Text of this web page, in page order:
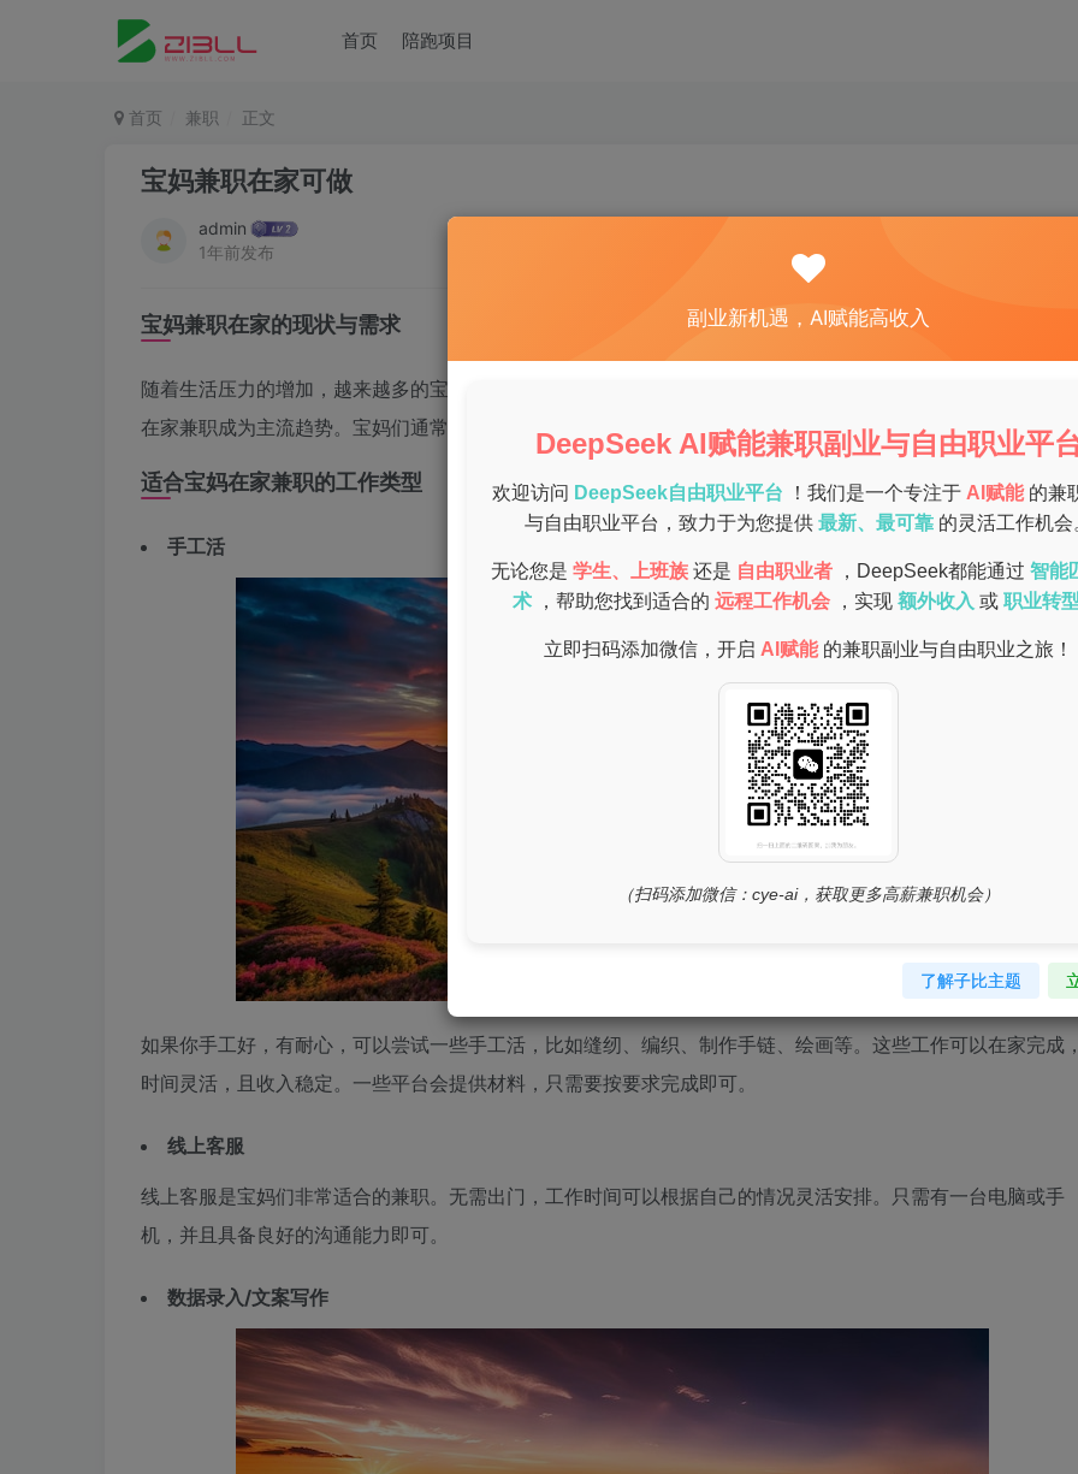
首页 陪跑项目
首页 兼职 正文
宝妈兼职在家可做
admin
1年前发布
宝妈兼职在家的现状与需求
随着生活压力的增加，越来越多的宝妈选择在家兼职，以平衡家庭与赚钱的需求。特别是在疫情后，远程办公
在家兼职成为主流趋势。宝妈们通常希望找到灵活、时间自由、且收入稳定的兼职工作。
适合宝妈在家兼职的工作类型
手工活
如果你手工好，有耐心，可以尝试一些手工活，比如缝纫、编织、制作手链、绘画等。这些工作可以在家完成
时间灵活，且收入稳定。一些平台会提供材料，只需要按要求完成即可。
线上客服
线上客服是宝妈们非常适合的兼职。无需出门，工作时间可以根据自己的情况灵活安排。只需有一台电脑或手
机，并且具备良好的沟通能力即可。
数据录入/文案写作
副业新机遇，AI赋能高收入
DeepSeek AI赋能兼职副业与自由职业平
欢迎访问 DeepSeek自由职业平台 ！我们是一个专注于 AI赋能 的兼
与自由职业平台，致力于为您提供 最新、最可靠 的灵活工作机会
无论您是 学生、上班族 还是 自由职业者 ，DeepSeek都能通过 智能
术
，帮助您找到适合的 远程工作机会 ，实现 额外收入 或 职业转
立即扫码添加微信，开启 AI赋能 的兼职副业与自由职业之旅！
（扫码添加微信：cye-ai，获取更多高薪兼职机会）
了解子比主题